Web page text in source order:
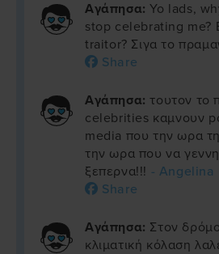
Αγάπησα: Yo lads,
stop celebrating me?
traitor? Σιγα το
Share
Αγάπησα: τουτον το
celebrities καμνουν
media που την ωρα
την ωρα που να
ξεπερνα!!! - Angelina
Share
Αγάπησα: Στον
κλιματική κόλαση